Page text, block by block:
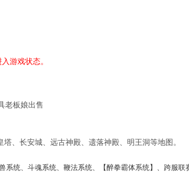
游戏状态。
老板娘出售
、长安城、远古神殿、遗落神殿、明王洞等地图。
系统、斗魂系统、鞭法系统、【醉拳霸体系统】、跨服联